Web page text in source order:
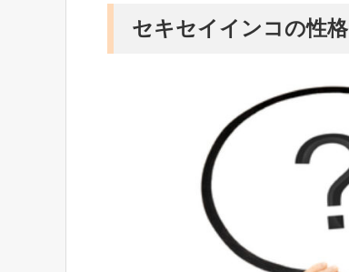
セキセイインコの性格